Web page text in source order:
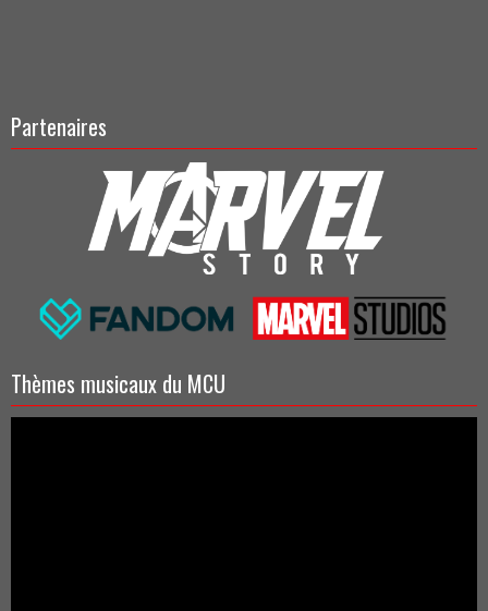
Partenaires
Thèmes musicaux du MCU